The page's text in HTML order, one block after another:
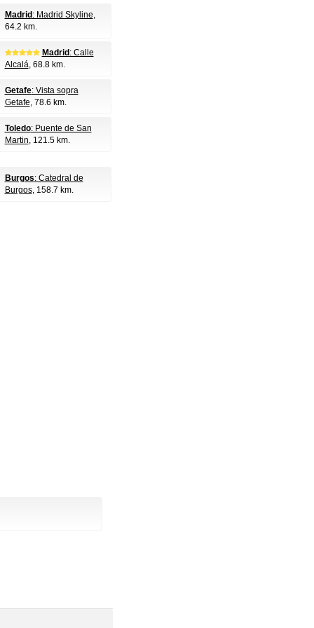
Madrid : Madrid Skyline,
64.2 km.
Madrid : Calle
Alcalá, 68.8 km.
Getafe: Vista sopra
Getafe, 78.6 km.
Toledo: Puente de San
Martin, 121.5 km.
Burgos: Catedral de
Burgos, 158.7 km.